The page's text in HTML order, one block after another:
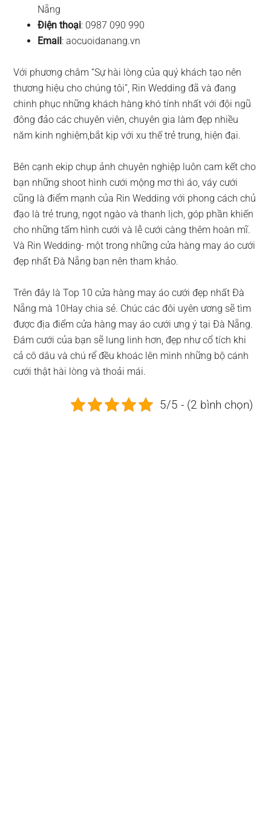
Nẵng
Điện thoại: 0987 090 990
Email: aocuoidanang.vn
Với phương châm “Sự hài lòng của quý khách tạo nên
thương hiệu cho chúng tôi”, Rin Wedding đã và đang
chinh phục những khách hàng khó tính nhất với đội ngũ
đông đảo các chuyên viên, chuyên gia làm đẹp nhiều
năm kinh nghiệm,bắt kịp với xu thế trẻ trung, hiện đại.
Bên cạnh ekip chụp ảnh chuyên nghiệp luôn cam kết cho
bạn những shoot hình cưới mộng mơ thì áo, váy cưới
cũng là điểm mạnh của Rin Wedding với phong cách chủ
đạo là trẻ trung, ngọt ngào và thanh lịch, góp phần khiến
cho những tấm hình cưới và lễ cưới càng thêm hoàn mĩ.
Và Rin Wedding- một trong những cửa hàng may áo cưới
đẹp nhất Đà Nẵng bạn nên tham khảo.
Trên đây là Top 10 cửa hàng may áo cưới đẹp nhất Đà
Nẵng mà 10Hay chia sẻ. Chúc các đôi uyên ương sẽ tìm
được địa điểm cửa hàng may áo cưới ưng ý tại Đà Nẵng.
Đám cưới của bạn sẽ lung linh hơn, đẹp như cổ tích khi
cả cô dâu và chú rể đều khoác lên mình những bộ cánh
cưới thật hài lòng và thoải mái.
5/5 - (2 bình chọn)